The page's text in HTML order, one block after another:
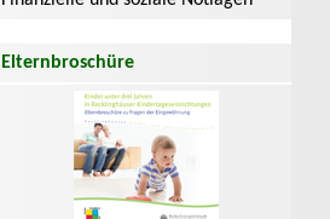
Elternbroschüre